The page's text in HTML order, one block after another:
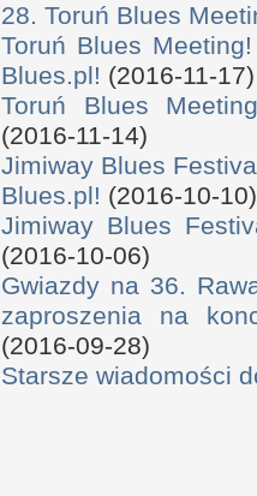
28. Toruń Blues
Toruń Blues
Blues.pl! (2016-11-17)
Toruń Blues
(2016-11-14)
Jimiway Blues
Blues.pl! (2016-10-10)
Jimiway Blues
(2016-10-06)
Gwiazdy na 36.
zaproszenia na
(2016-09-28)
Starsze wiadomości